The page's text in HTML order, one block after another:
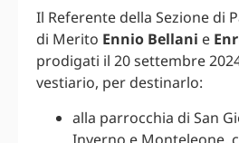
Il Referente della Sezione di
di Merito Ennio Bellani e
prodigati il 20 settembre
vestiario, per destinarlo:
alla parrocchia di San
Inverno e Monteleone,